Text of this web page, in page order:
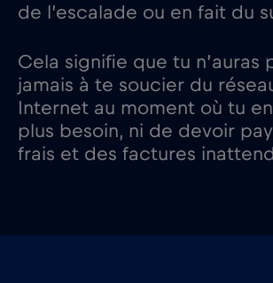
de l’escalade ou en fait du
Cela signifie que tu n’auras
jamais à te soucier du
Internet au moment où tu
plus besoin, ni de devoir
frais et des factures